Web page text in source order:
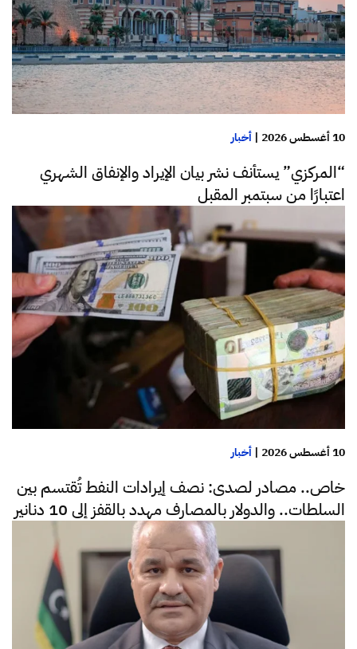
10 أغسطس 2026 | أخبار
“المركزي” يستأنف نشر بيان الإيراد والإنفاق الشهري
اعتبارًا من سبتمبر المقبل
10 أغسطس 2026 | أخبار
خاص.. مصادر لصدى: نصف إيرادات النفط تُقتسم بين
السلطات.. والدولار بالمصارف مهدد بالقفز إلى 10 دنانير